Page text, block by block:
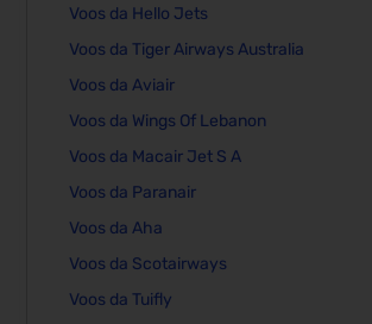
Voos da Hello Jets
Voos da Tiger Airways Australia
Voos da Aviair
Voos da Wings Of Lebanon
Voos da Macair Jet S A
Voos da Paranair
Voos da Aha
Voos da Scotairways
Voos da Tuifly